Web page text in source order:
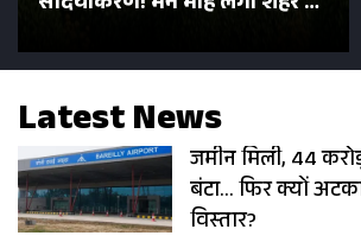
Latest News
जमीन मिली, 44
बंटा… फिर क्यों
विस्तार?